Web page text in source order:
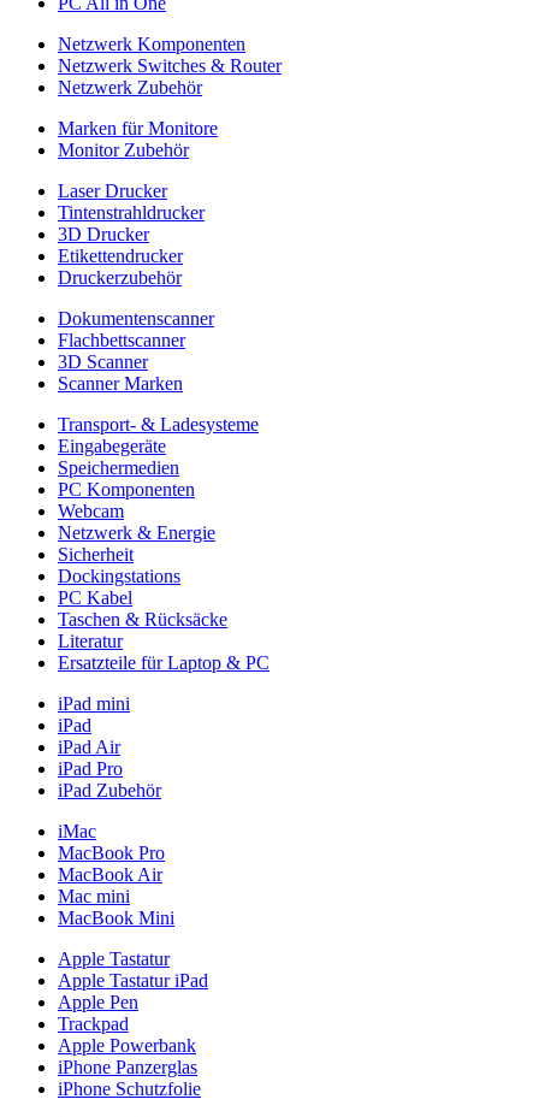
Netzwerk Komponenten
Netzwerk Switches & Router
Netzwerk Zubehör
Marken für Monitore
Monitor Zubehör
Laser Drucker
Tintenstrahldrucker
3D Drucker
Etikettendrucker
Druckerzubehör
Dokumentenscanner
Flachbettscanner
3D Scanner
Scanner Marken
Transport- & Ladesysteme
Eingabegeräte
Speichermedien
PC Komponenten
Webcam
Netzwerk & Energie
Sicherheit
Dockingstations
PC Kabel
Taschen & Rücksäcke
Literatur
Ersatzteile für Laptop & PC
iPad mini
iPad
iPad Air
iPad Pro
iPad Zubehör
iMac
MacBook Pro
MacBook Air
Mac mini
MacBook Mini
Apple Tastatur
Apple Tastatur iPad
Apple Pen
Trackpad
Apple Powerbank
iPhone Panzerglas
iPhone Schutzfolie